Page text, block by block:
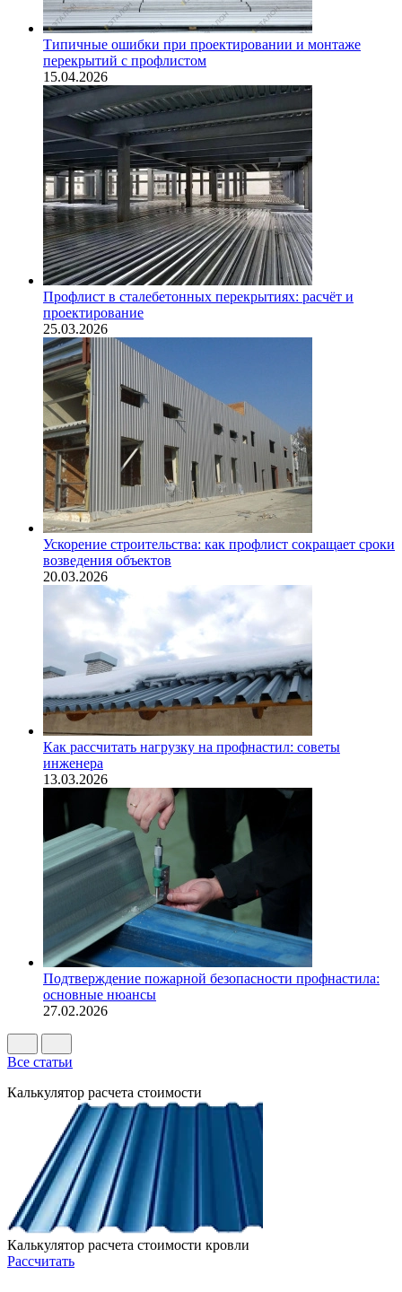
Типичные ошибки при проектировании и монтаже
перекрытий с профлистом
15.04.2026
Профлист в сталебетонных перекрытиях: расчёт и
проектирование
25.03.2026
Ускорение строительства: как профлист сокращает сроки
возведения объектов
20.03.2026
Как рассчитать нагрузку на профнастил: советы
инженера
13.03.2026
Подтверждение пожарной безопасности профнастила:
основные нюансы
27.02.2026
Все статьи
Калькулятор расчета стоимости
Калькулятор расчета стоимости кровли
Рассчитать